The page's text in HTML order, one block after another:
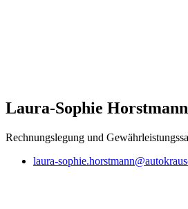
Laura-Sophie Horstmann
Rechnungslegung und
laura-